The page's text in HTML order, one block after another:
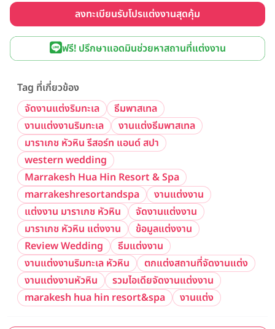
ลงทะเบียนรับโปรแต่งงานสุดคุ้ม
ฟรี! ปรึกษาแอดมินช่วยหาสถานที่แต่งงาน
Tag ที่เกี่ยวข้อง
จัดงานแต่งริมทะเล
ธีมพาสเทล
งานแต่งงานริมทะเล
งานแต่งธีมพาสเทล
มาราเกช หัวหิน รีสอร์ท แอนด์ สปา
western wedding
Marrakesh Hua Hin Resort & Spa
marrakeshresortandspa
งานแต่งงาน
แต่งงาน มาราเกช หัวหิน
จัดงานแต่งงาน
มาราเกช หัวหิน แต่งงาน
ข้อมูลแต่งงาน
Review Wedding
ธีมแต่งงาน
งานแต่งงานริมทะเล หัวหิน
ตกแต่งสถานที่จัดงานแต่ง
งานแต่งงานหัวหิน
รวมไอเดียจัดงานแต่งงาน
marakesh hua hin resort&spa
งานแต่ง